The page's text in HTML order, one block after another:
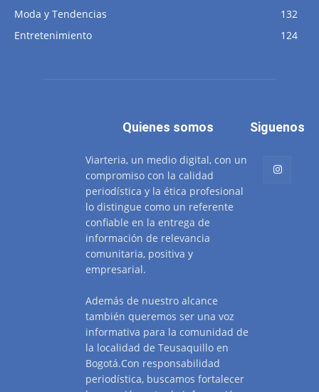
Moda y Tendencias
132
Entretenimiento
124
Quienes somos
Viarteria, un medio digital, con un
compromiso con la calidad
periodística y la ética profesional
lo distingue como un referente
confiable en la entrega de
información de relevancia
comunitaria, positiva y
empresarial.
Además de nuestro alcance
también queremos ser una voz
informativa para la comunidad de
la localidad de Teusaquillo en
Bogotá.Con responsabilidad
periodística, buscamos fortalecer
Siguenos